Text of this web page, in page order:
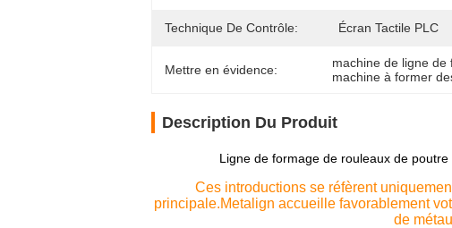
Technique De Contrôle: Écran Tactile PLC
Mettre en évidence: machine de ligne
machine à former
Description Du Produit
Ligne de formage de rouleaux de
Ces introductions se réfèrent
principale.Metalign accueille favorablement
de